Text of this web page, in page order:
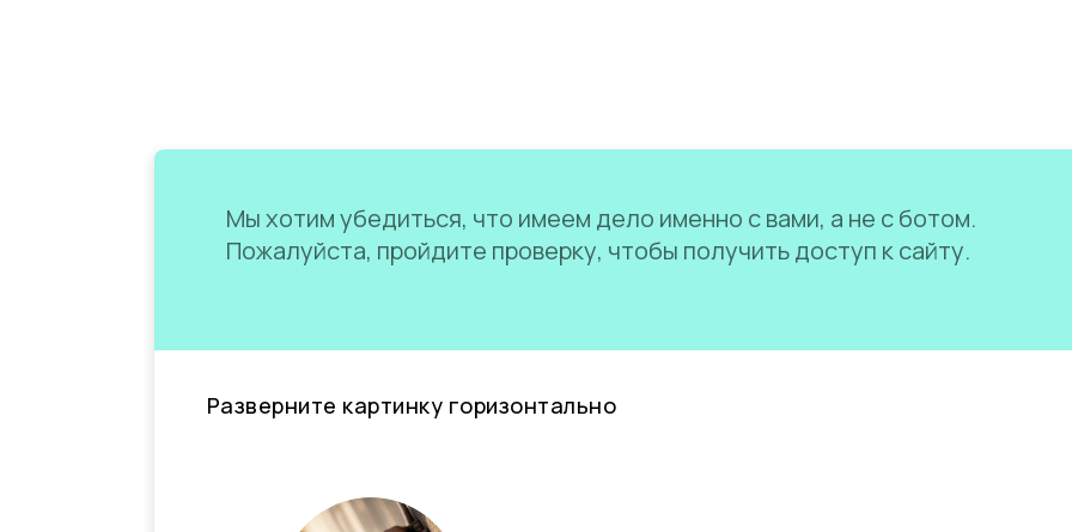
Мы хотим убедиться, что имеем дело именно с вами, а не с ботом.
Пожалуйста, пройдите проверку, чтобы получить доступ к сайту.
Разверните картинку горизонтально